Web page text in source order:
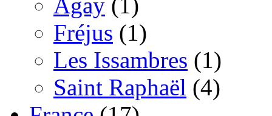
Fréjus (1)
Les Issambres (1)
Saint Raphaël (4)